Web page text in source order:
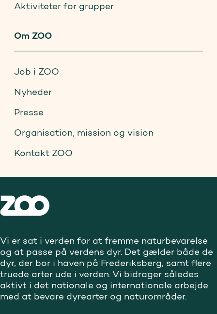
Aktiviteter for grupper
Om ZOO
Job i ZOO
Nyheder
Presse
Organisation, mission og vision
Kontakt ZOO
Vi er sat i verden for at fremme naturbevarelse
og at passe på verdens dyr. Det gælder både de
dyr, der bor i haven på Frederiksberg, samt flere
truede arter ude i verden. Vi bidrager således
aktivt i det nationale og internationale arbejde
med at bevare dyrearter og naturområder.